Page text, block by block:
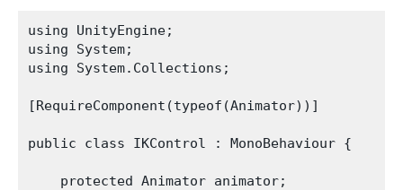
using UnityEngine;
using System;
using System.Collections;
[RequireComponent(typeof(Animator))]
public class IKControl : MonoBehaviour {
    protected Animator animator;